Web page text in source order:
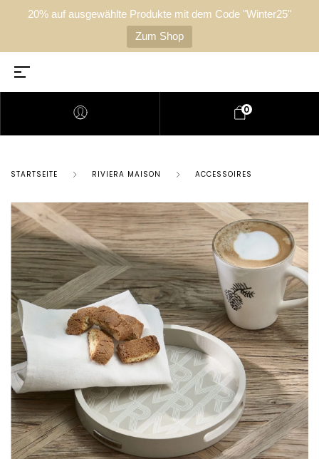
20% auf ausgewählte Produkte mit dem Code "Winter25"
Zum Shop
0
STARTSEITE RIVIERA MAISON ACCESSOIRES